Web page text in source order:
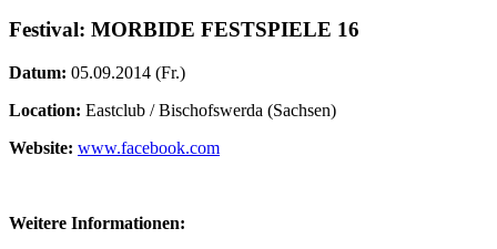
Festival: MORBIDE FESTSPIELE 16
Datum: 05.09.2014 (Fr.)
Location: Eastclub / Bischofswerda (Sachsen)
Website: www.facebook.com
Weitere Informationen: